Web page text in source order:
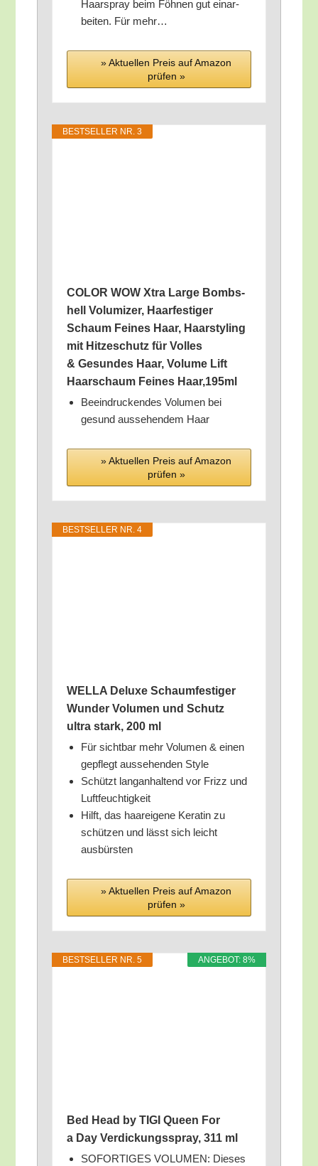
Haar­spray beim Föh­nen gut ein­ar­
bei­ten. Für mehr…
» Aktu­el­len Preis auf Ama­zon
prü­fen »
BEST­SEL­LER NR. 3
COLOR WOW Xtra Lar­ge Bomb­s­
hell Volu­mi­zer, Haar­fes­ti­ger
Schaum Fei­nes Haar, Haar­sty­ling
mit Hit­ze­schutz für Vol­les
& Gesun­des Haar, Volu­me Lift
Haar­schaum Fei­nes Haar,195ml
Beein­dru­cken­des Volu­men bei
gesund aus­se­hen­dem Haar
» Aktu­el­len Preis auf Ama­zon
prü­fen »
BEST­SEL­LER NR. 4
WELLA Delu­xe Schaum­fes­ti­ger
Wun­der Volu­men und Schutz
ultra stark, 200 ml
Für sicht­bar mehr Volu­men & einen
gepflegt aus­se­hen­den Style
Schützt lang­an­hal­tend vor Frizz und
Luftfeuchtigkeit
Hilft, das haar­ei­ge­ne Kera­tin zu
schüt­zen und lässt sich leicht
ausbürsten
» Aktu­el­len Preis auf Ama­zon
prü­fen »
ANGE­BOT: 8%
BEST­SEL­LER NR. 5
Bed Head by TIGI Queen For
a Day Ver­di­ckungs­spray, 311 ml
SOFORTIGES VOLUMEN: Die­ses